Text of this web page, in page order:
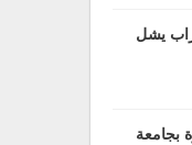
يشل
بجامعة